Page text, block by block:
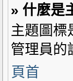
» 什麼是
主題圖標
管理員的
頁首